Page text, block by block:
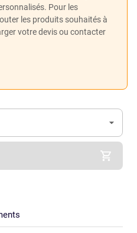
Pour les
les produits souhaités à
votre devis ou contacter
(Optionnel)